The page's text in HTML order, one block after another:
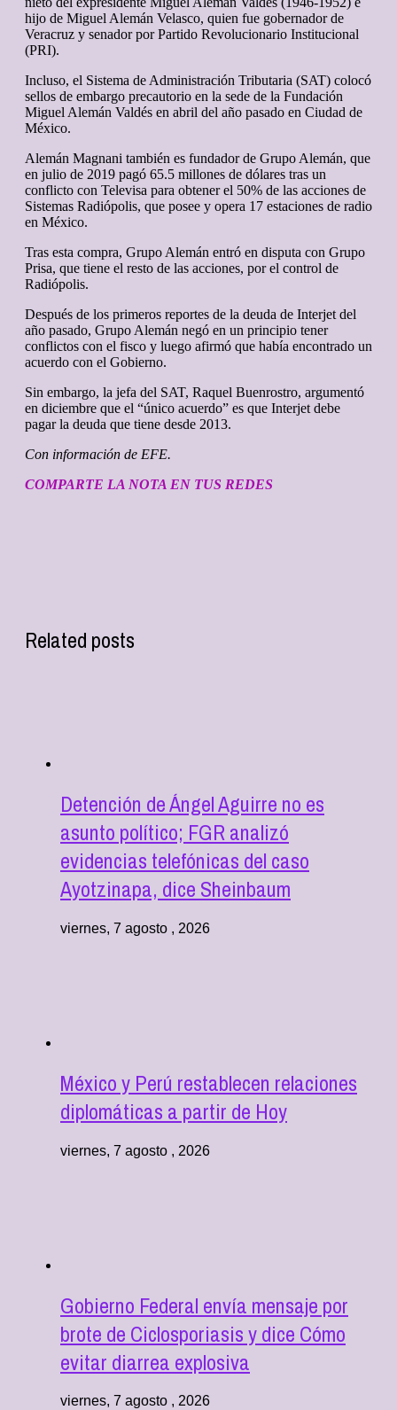
hijo de Miguel Alemán Velasco, quien fue gobernador de
Veracruz y senador por Partido Revolucionario Institucional
(PRI).
Incluso, el Sistema de Administración Tributaria (SAT) colocó
sellos de embargo precautorio en la sede de la Fundación
Miguel Alemán Valdés en abril del año pasado en Ciudad de
México.
Alemán Magnani también es fundador de Grupo Alemán, que
en julio de 2019 pagó 65.5 millones de dólares tras un
conflicto con Televisa para obtener el 50% de las acciones de
Sistemas Radiópolis, que posee y opera 17 estaciones de radio
en México.
Tras esta compra, Grupo Alemán entró en disputa con Grupo
Prisa, que tiene el resto de las acciones, por el control de
Radiópolis.
Después de los primeros reportes de la deuda de Interjet del
año pasado, Grupo Alemán negó en un principio tener
conflictos con el fisco y luego afirmó que había encontrado un
acuerdo con el Gobierno.
Sin embargo, la jefa del SAT, Raquel Buenrostro, argumentó
en diciembre que el “único acuerdo” es que Interjet debe
pagar la deuda que tiene desde 2013.
Con información de EFE.
COMPARTE LA NOTA EN TUS REDES
Related posts
Detención de Ángel Aguirre no es
asunto político; FGR analizó
evidencias telefónicas del caso
Ayotzinapa, dice Sheinbaum
viernes, 7 agosto , 2026
México y Perú restablecen relaciones
diplomáticas a partir de Hoy
viernes, 7 agosto , 2026
Gobierno Federal envía mensaje por
brote de Ciclosporiasis y dice Cómo
evitar diarrea explosiva
viernes, 7 agosto , 2026